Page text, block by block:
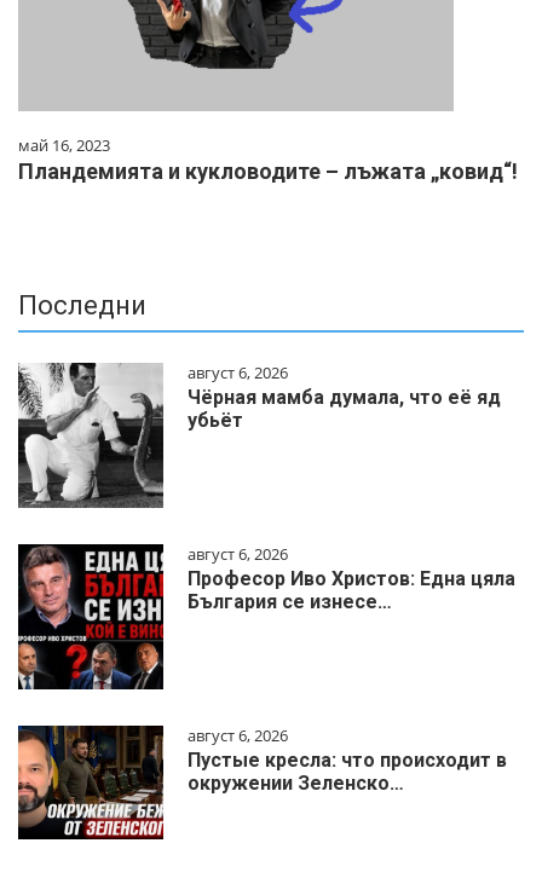
май 16, 2023
Пландемията и кукловодите – лъжата „ковид“!
Последни
август 6, 2026
Чёрная мамба думала, что её яд
убьёт
август 6, 2026
Професор Иво Христов: Една цяла
България се изнесе…
август 6, 2026
Пустые кресла: что происходит в
окружении Зеленско…